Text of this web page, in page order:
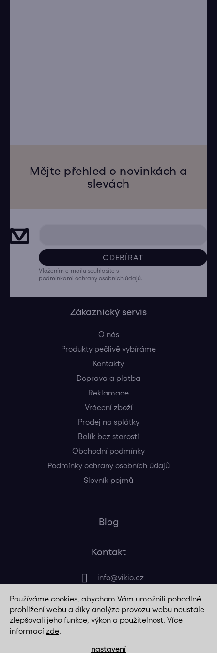
Používáme cookies, abychom Vám umožnili pohodlné
prohlížení webu a díky analýze provozu webu neustále
zlepšovali jeho funkce, výkon a použitelnost. Více
informací zde.
nastavení
Mějte přehled o novinkách a
slevách
ODEBÍRAT
Vložením e-mailu souhlasíte s
podmínkami ochrany osobních údajů
Zákaznický servis
O nás
Produkty pečlivě vybíráme
Kontakty
Doprava a platba
Reklamace
Vrácení zboží
Prodej na splátky
Balík bez starostí
Obchodní podmínky
Podmínky ochrany osobních údajů
Slovník pojmů
Blog
Kontakt
info@vikio.cz
+420 725 320 508